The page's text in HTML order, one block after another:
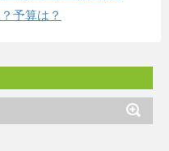
予算は？